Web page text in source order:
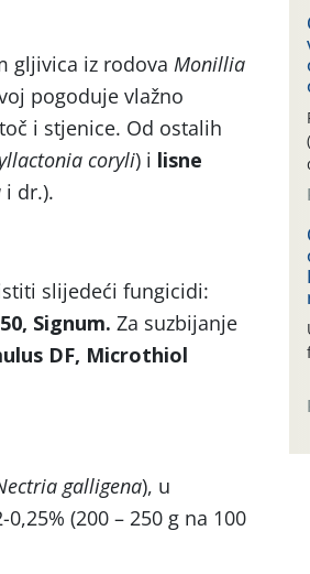
gljivica iz rodova Monillia
pogoduje vlažno
i stjenice. Od ostalih
coryli) i lisne
i dr.).
slijedeći fungicidi:
Signum. Za suzbijanje
DF, Microthiol
galligena), u
(200 – 250 g na 100